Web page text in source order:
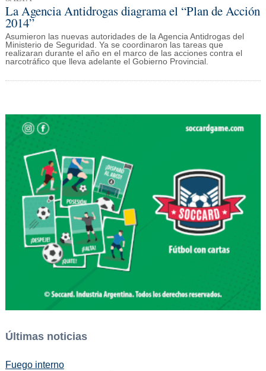
La Agencia Antidrogas diagrama el “Plan de Acción
2014”
Asumieron las nuevas autoridades de la Agencia Antidrogas del
Ministerio de Seguridad. Ya se coordinaron las tareas que
realizaran durante el año en el marco de las acciones contra el
narcotráfico que lleva adelante el Gobierno Provincial.
Últimas noticias
Fuego interno